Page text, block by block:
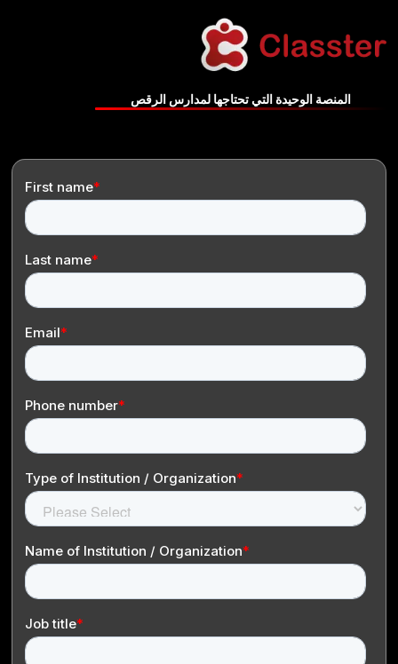
التي تحتاجها لمدارس الرقص